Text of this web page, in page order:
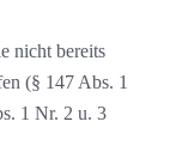
nicht bereits
(§ 147 Abs. 1
1 Nr. 2 u. 3